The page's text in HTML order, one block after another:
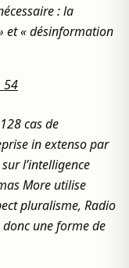
: la
et « désinformation
54
cas de
in extenso par
l’intelligence
More utilise
pluralisme, Radio
une forme de